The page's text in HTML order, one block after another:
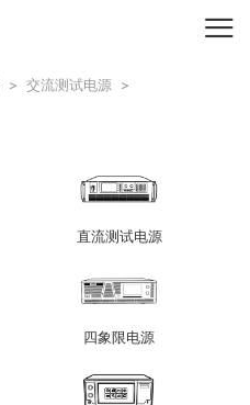
> 交流测试电源 >
直流测试电源
四象限电源